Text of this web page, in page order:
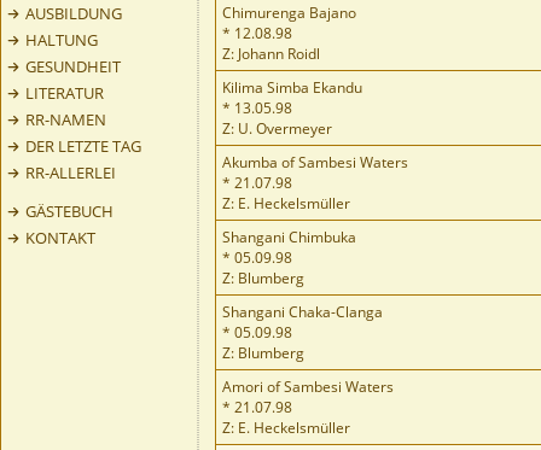
AUSBILDUNG
HALTUNG
GESUNDHEIT
LITERATUR
RR-NAMEN
DER LETZTE TAG
RR-ALLERLEI
GÄSTEBUCH
KONTAKT
Chimurenga Bajano
* 12.08.98
Z: Johann Roidl
Kilima Simba Ekandu
* 13.05.98
Z: U. Overmeyer
Akumba of Sambesi Waters
* 21.07.98
Z: E. Heckelsmüller
Shangani Chimbuka
* 05.09.98
Z: Blumberg
Shangani Chaka-Clanga
* 05.09.98
Z: Blumberg
Amori of Sambesi Waters
* 21.07.98
Z: E. Heckelsmüller